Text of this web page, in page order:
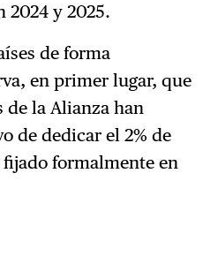
2024 y 2025.
de forma
en primer lugar, que
la Alianza han
de dedicar el 2% de
fijado formalmente en